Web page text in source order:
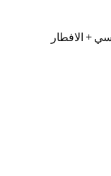
+ الافطار